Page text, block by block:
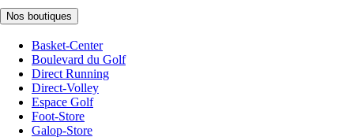
Nos boutiques
Basket-Center
Boulevard du Golf
Direct Running
Direct-Volley
Espace Golf
Foot-Store
Galop-Store